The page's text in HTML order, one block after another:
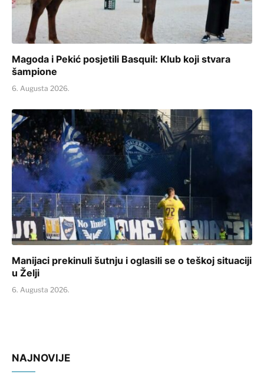
Magoda i Pekić posjetili Basquil: Klub koji stvara
šampione
6. Augusta 2026.
Manijaci prekinuli šutnju i oglasili se o teškoj situaciji
u Želji
6. Augusta 2026.
NAJNOVIJE